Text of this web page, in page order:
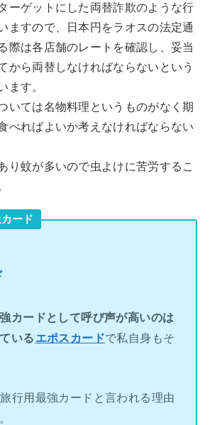
ーゲットにした両替詐欺のような行
ますので、日本円をラオスの法定通
際は各店舗のレートを確認し、妥当
から両替しなければならないという
ます。
いては名物料理というものがなく期
べればよいか考えなければならない
り蚊が多いので虫よけに苦労するこ
ード
カードとして呼び声が高いのは
いる エポスカードで私自身もそ
行用最強カードと言われる理由